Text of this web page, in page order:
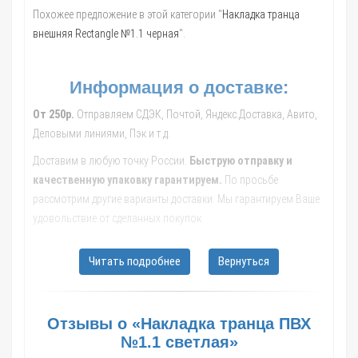
Похожее предложение в этой категории "Накладка транца
внешняя Rectangle №1.1 черная".
Информация о доставке:
От 250р. Отправляем СДЭК, Почтой, Яндекс.Доставка, Авито,
Деловыми линиями, Пэк и т.д.
Доставим в любую точку России.
Быструю отправку и
качественную упаковку гарантируем. По просьбе
рассмотрим другие варианты доставки. Мы гарантируем Ваше
удовольствие от сделанных покупок.
транспортной компании, рассчитают стоимость и сроки
Екатеринбург; Казань; Нижний Новгород; Челябинск; Самара;
Омск; Ростов-на-Дону; Уфа; Красноярск; Воронеж; Пермь;
Читать подробнее Вернуться
Отзывы о «Накладка транца ПВХ
№1.1 светлая»